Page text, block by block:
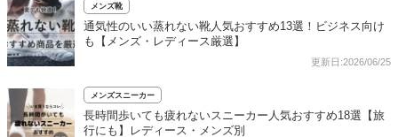
メンズ靴
通気性のいい蒸れない靴人気おすすめ13選！ビジネス向け
も【メンズ・レディース厳選】
更新日:2026/06/25
メンズスニーカー
長時間歩いても疲れないスニーカー人気おすすめ18選【旅
行にも】レディース・メンズ別